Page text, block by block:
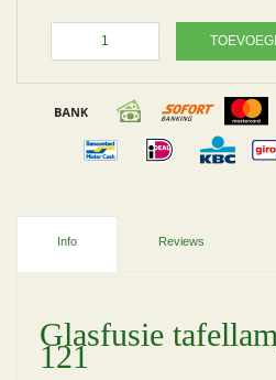
Info Reviews
Glasfusie
121